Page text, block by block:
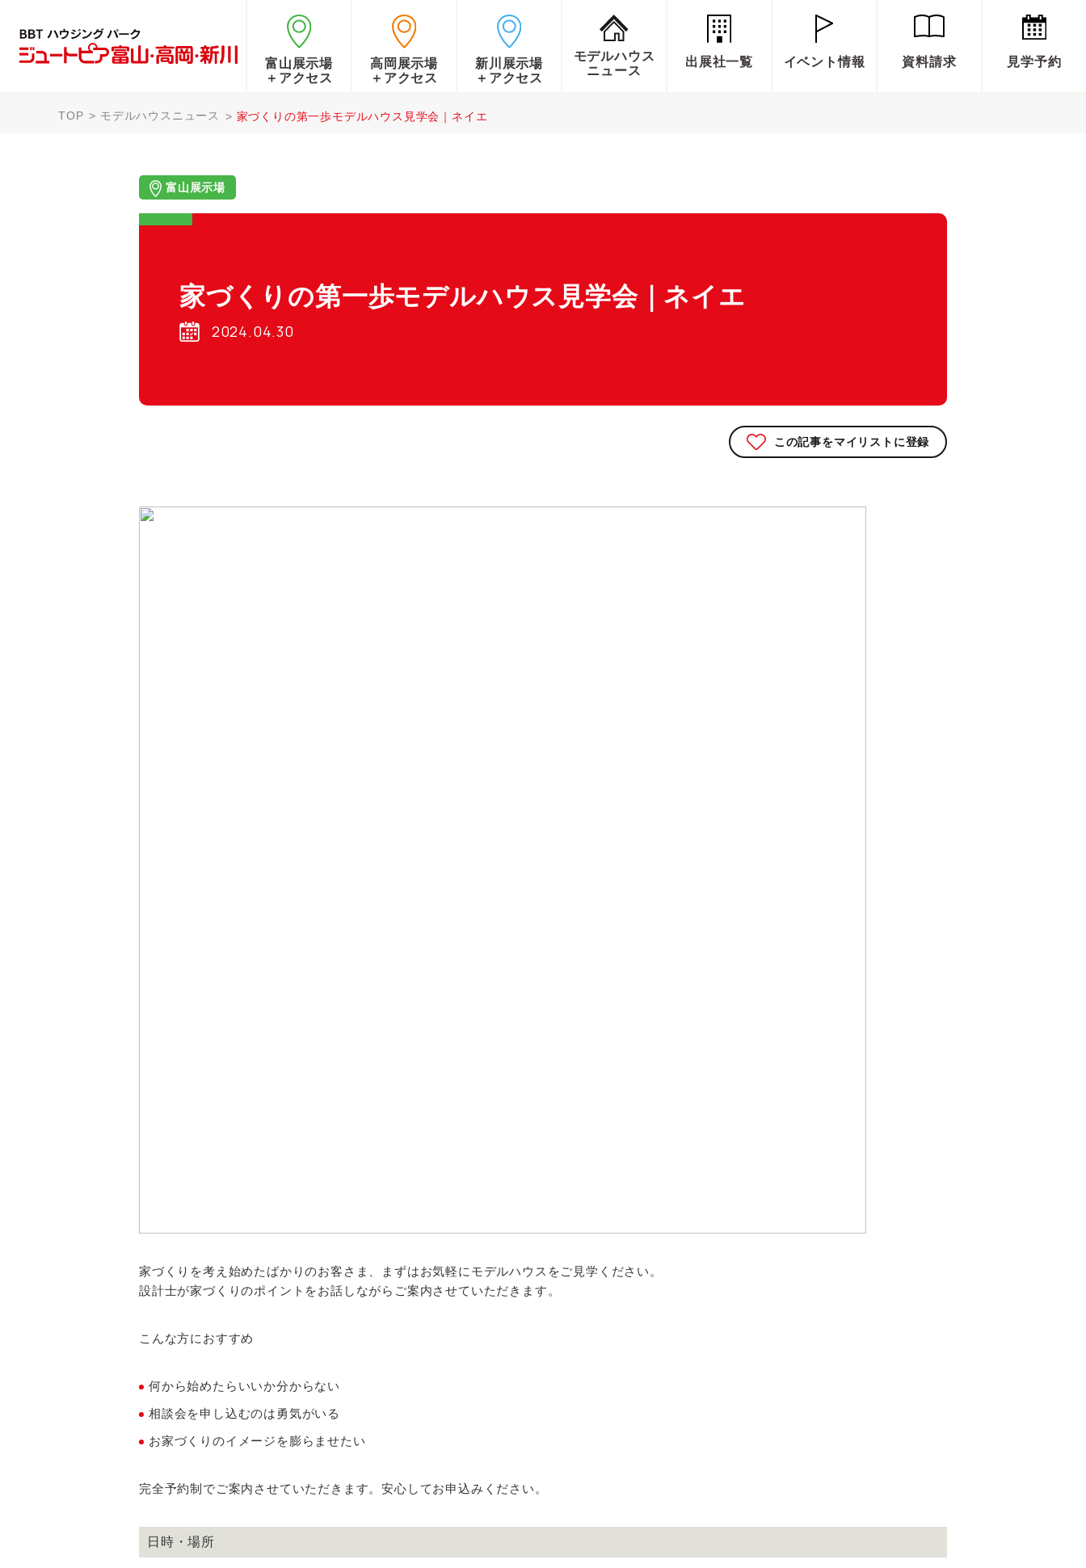
富山展示場
＋アクセス
高岡展示場
＋アクセス
新川展示場
＋アクセス
モデルハウス
ニュース
出展社一覧 イベント情報 資料請求 見学予約
TOP モデルハウスニュース 家づくりの第一歩モデルハウス見学会｜ネイエ
富山展示場
家づくりの第一歩モデルハウス見学会｜ネイエ
2024.04.30
この記事をマイリストに登録
家づくりを考え始めたばかりのお客さま、まずはお気軽にモデルハウスをご見学ください。
設計士が家づくりのポイントをお話しながらご案内させていただきます。
こんな方におすすめ
何から始めたらいいか分からない
相談会を申し込むのは勇気がいる
お家づくりのイメージを膨らませたい
完全予約制でご案内させていただきます。安心してお申込みください。
日時・場所